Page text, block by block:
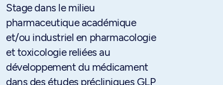
Stage dans le milieu
pharmaceutique académique
et/ou industriel en pharmacologie
et toxicologie reliées au
développement du médicament
dans des études précliniques GLP